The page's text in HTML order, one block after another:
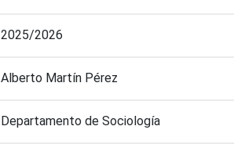
2025/2026
Alberto Martín Pérez
Departamento de Sociología